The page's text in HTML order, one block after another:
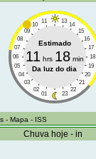
11 13
10
14
09
15
08
16
07
17
06
18
05
19
04
20
03
21
02
22
01 23
Estimado
11 hrs 18min
Da luz do dia
- Mapa - ISS
Chuva hoje - in